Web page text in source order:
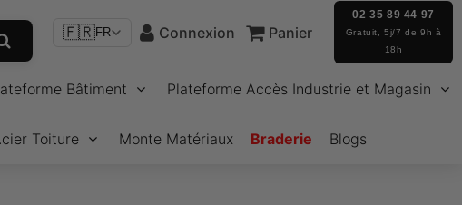
🇫🇷FR Connexion Panier
02 35 89 44 97
Gratuit, 5j/7 de 9h à
18h
Bâtiment Plateforme Accès Industrie et Magasin
Toiture Monte Matériaux Braderie Blogs